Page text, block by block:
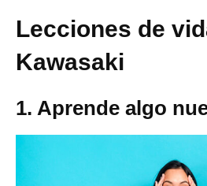
Lecciones de
Kawasaki
1. Aprende algo